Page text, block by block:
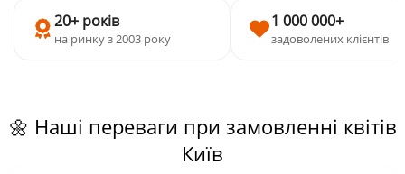
20+ років
на ринку з 2003 року
1 000 000+
задоволених клієнтів
🌼 Наші переваги при замовленні квітів
Київ